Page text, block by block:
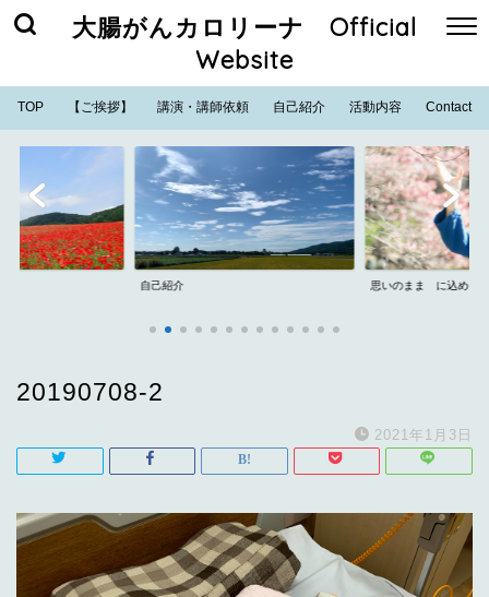
大腸がんカロリーナ Official
Website
TOP 【ご挨拶】 講演・講師依頼 自己紹介 活動内容 Contact
自己紹介 思いのまま に込めた
20190708-2
2021年1月3日